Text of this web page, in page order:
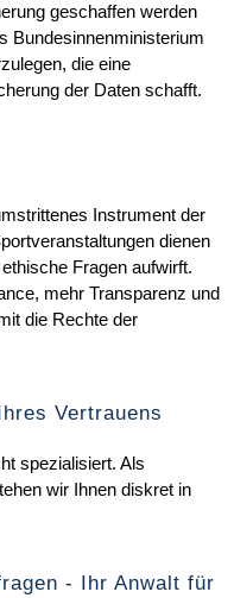
geschaffen werden
Bundesinnenministerium
die eine
der Daten schafft.
Instrument der
dienen
Fragen aufwirft.
mehr Transparenz und
die Rechte der
Vertrauens
spezialisiert. Als
wir Ihnen diskret in
- Ihr Anwalt für